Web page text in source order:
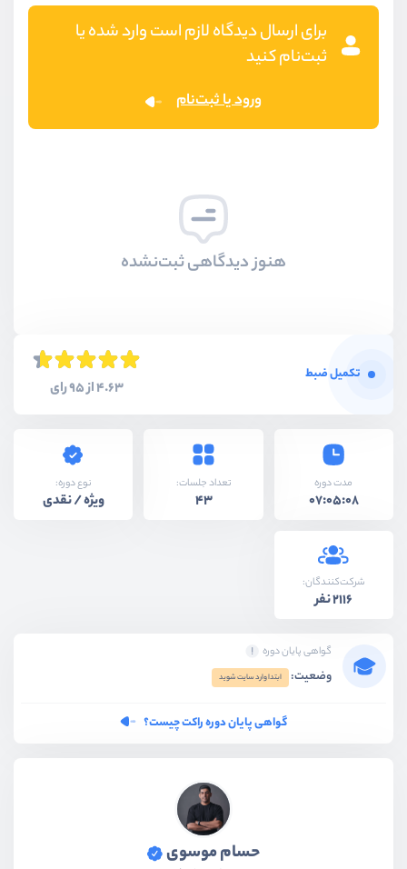
برای ارسال دیدگاه لازم است وارد شده یا
ثبت‌نام کنید
ورود یا ثبت‌نام
هنوز دیدگاهی ثبت‌نشده
تکمیل ضبط
4.63 از 95 رای
مدت دوره
07:05:08
تعداد جلسات:
43
نوع دوره:
ویژه / نقدی
شرکت‌کنندگان:
2116 نفر
گواهی پایان دوره
وضعیت: ابتدا وارد سایت شوید
گواهی پایان دوره راکت چیست؟
حسام موسوی